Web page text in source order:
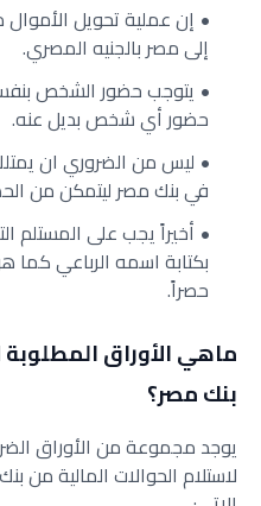
إن عملية تحويل
إلى مصر بالجنيه المصري.
يتوجب حضور الشخص
حضور أي شخص بديل عنه.
ليس من الضروري ان
في بنك مصر ليتمكن من
أخيراً يجب على المستلم
بكتابة اسمه الرباعي
حصراً.
ماهي الأوراق
بنك مصر؟
يوجد مجموعة من الأوراق
لاستلام الحوالات المالية من